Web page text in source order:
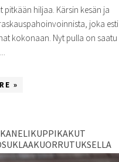
pitkään hiljaa. Kärsin kesän ja
joka esti
kokonaan. Nyt pulla on saatu
»
KANELIKUPPIKAKUT